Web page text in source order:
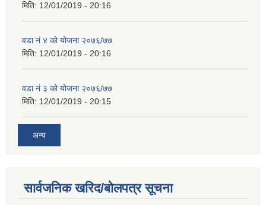
मिति: 12/01/2019 - 20:16
वडा नं ४ को योजना २०७६/७७
मिति: 12/01/2019 - 20:16
वडा नं ३ को योजना २०७६/७७
मिति: 12/01/2019 - 20:15
अन्य
सार्वजनिक खरिद/बोलपत्र सूचना